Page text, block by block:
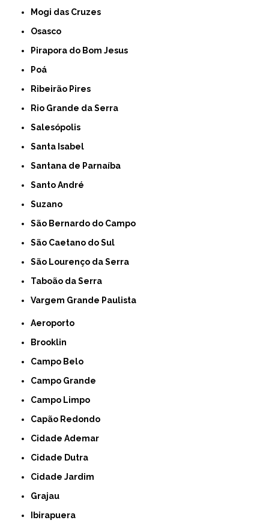
Mogi das Cruzes
Osasco
Pirapora do Bom Jesus
Poá
Ribeirão Pires
Rio Grande da Serra
Salesópolis
Santa Isabel
Santana de Parnaíba
Santo André
Suzano
São Bernardo do Campo
São Caetano do Sul
São Lourenço da Serra
Taboão da Serra
Vargem Grande Paulista
Aeroporto
Brooklin
Campo Belo
Campo Grande
Campo Limpo
Capão Redondo
Cidade Ademar
Cidade Dutra
Cidade Jardim
Grajau
Ibirapuera